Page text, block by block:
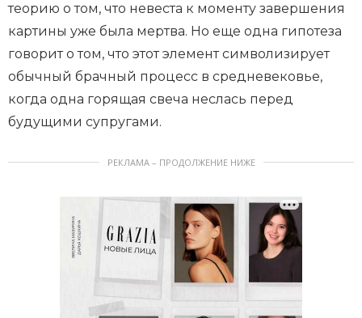
теорию о том, что невеста к моменту завершения
картины уже была мертва. Но еще одна гипотеза
говорит о том, что этот элемент символизирует
обычный брачный процесс в средневековье,
когда одна горящая свеча неслась перед
будущими супругами.
РЕКЛАМА – ПРОДОЛЖЕНИЕ НИЖЕ